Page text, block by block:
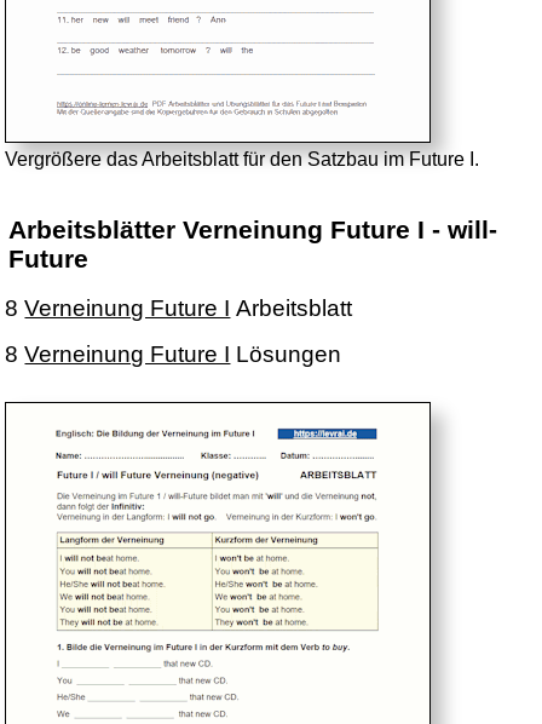
Vergrößere das Arbeitsblatt für den Satzbau im Future I.
Arbeitsblätter Verneinung Future I - will-
Future
8Verneinung Future I Arbeitsblatt
8Verneinung Future I Lösungen